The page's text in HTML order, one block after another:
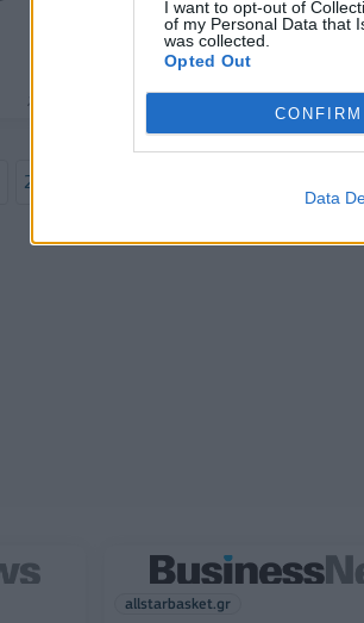
I want to opt-out of
of my Personal Data that
was collected.
Opted Out
CONFIRM
Data
ΦΠΑ: Παραμένει το 13% στην
24/10/2014 - 03:00
2993
allstarbasket.gr